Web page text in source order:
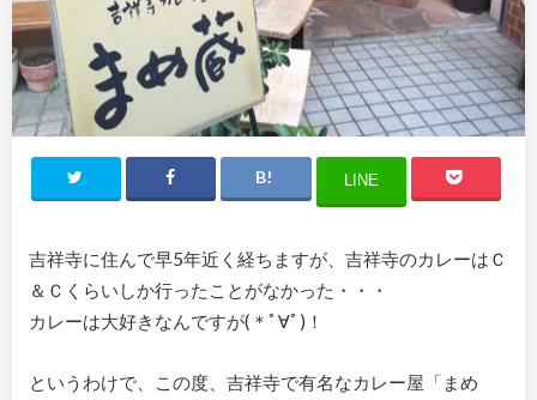
LINE
吉祥寺に住んで早5年近く経ちますが、吉祥寺のカレーはＣ
＆Ｃくらいしか行ったことがなかった・・・
カレーは大好きなんですが(＊ﾟ∀ﾟ)！
というわけで、この度、吉祥寺で有名なカレー屋「まめ